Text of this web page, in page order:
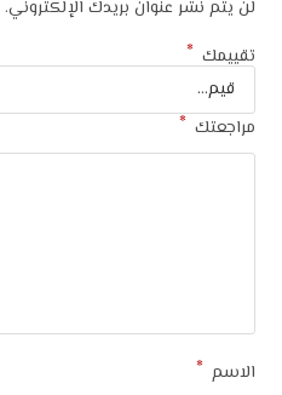
لن يتم نشر عنوان بريدك الإلكتروني.
تقييمك *
مراجعتك *
الاسم *